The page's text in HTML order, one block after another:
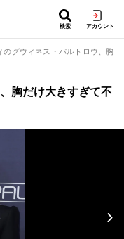
検索 アカウント
のグウィネス・パルトロウ、胸
胸だけ大きすぎて不